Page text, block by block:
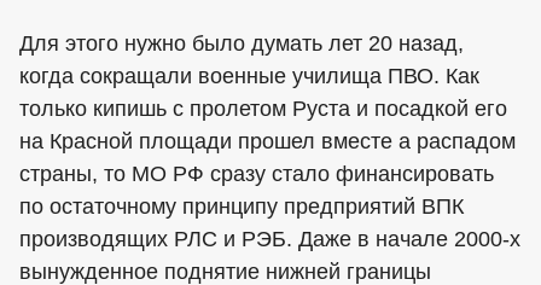
Для этого нужно было думать лет 20 назад,
когда сокращали военные училища ПВО. Как
только кипишь с пролетом Руста и посадкой его
на Красной площади прошел вместе а распадом
страны, то МО РФ сразу стало финансировать
по остаточному принципу предприятий ВПК
производящих РЛС и РЭБ. Даже в начале 2000-х
вынужденное поднятие нижней границы